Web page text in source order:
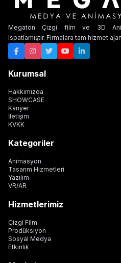
Megaton Çizgi film ve 3D
ispatlamıştır. Firmalara tam hizmet
Kurumsal
Hakkımızda
SHOWCASE
Kariyer
İletişim
KVKK
Kategoriler
Animasyon
Tasarım Hizmetleri
Yazılım
VR/AR
Hizmetlerimiz
Çizgi Film
Prodüksiyon
Sosyal Medya
Etkinlik